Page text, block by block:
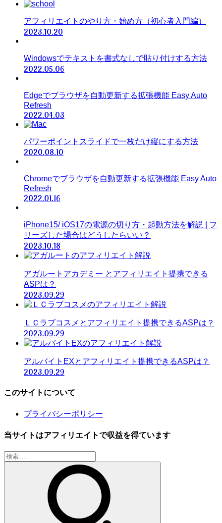
アフィリエイトのやり方・始め方（初心者入門編）
2023.10.20
Windowsでテキストを書式なしで貼り付けする方法
2022.05.06
Edgeでブラウザを自動更新する拡張機能 Easy Auto
Refresh
2022.04.03
パワーポイントスライドで一枚だけ縦にする方法
2020.08.10
Chromeでブラウザを自動更新する拡張機能 Easy Auto
Refresh
2022.01.16
iPhone15/ iOS17の電源の切り方・起動方法を解説 | フ
リーズした場合はどうしたらいい？
2023.10.18
アガルートアカデミー とアフィリエイト提携できる
ASPは？
2023.09.29
ＬＣラブコスメとアフィリエイト提携できるASPは？
2023.09.29
アルバイトEXとアフィリエイト提携できるASPは？
2023.09.29
このサイトについて
プライバシーポリシー
当サイトはアフィリエイトで収益を得ています
検
索: